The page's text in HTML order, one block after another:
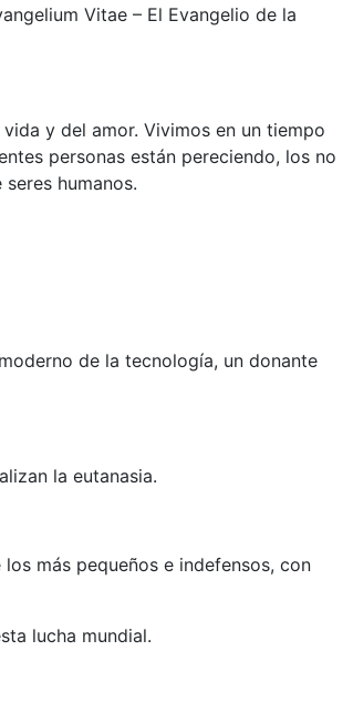
Vitae – El Evangelio de la
y del amor. Vivimos en un tiempo
personas están pereciendo, los no
humanos.
de la tecnología, un donante
la eutanasia.
más pequeños e indefensos, con
lucha mundial.